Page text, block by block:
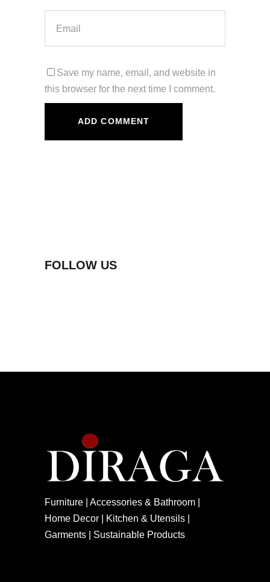
Save my name, email, and website in
this browser for the next time I comment.
FOLLOW US
Furniture | Accessories & Bathroom |
Home Decor | Kitchen & Utensils |
Garments | Sustainable Products